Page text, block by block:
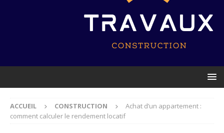
ACCUEIL CONSTRUCTION
Achat d’un appartement :
comment calculer le rendement locatif